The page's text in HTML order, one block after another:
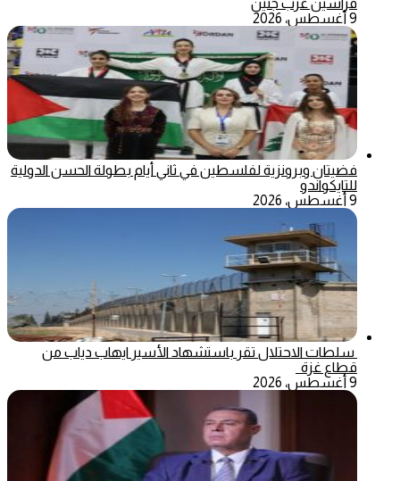
فراسين غرب جنين
9 أغسطس، 2026
فضيتان وبرونزية لفلسطين في ثاني أيام بطولة الحسن الدولية
للتايكواندو
9 أغسطس، 2026
سلطات الاحتلال تقر باستشهاد الأسير ايهاب دياب من
قطاع غزة
9 أغسطس، 2026